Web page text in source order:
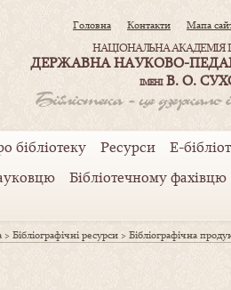
Головна Контакти Мапа
НАЦІОНАЛЬНА АКАДЕМІЯ
ДЕРЖАВНА НАУКОВО-
ІМЕНІВ. О.
бібліотеку Ресурси Е-
Бібліотечному фахівцю
>Бібліографічні ресурси >Бібліографічна